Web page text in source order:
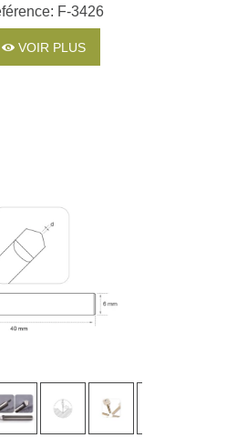
POUR
SILCA ET
JMA
F-3426
VOIR PLUS